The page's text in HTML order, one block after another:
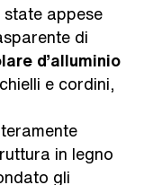
state appese
di
d’alluminio
e cordini,
in legno
gli